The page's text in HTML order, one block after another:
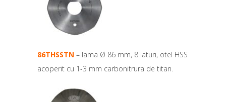
86THSSTN – lama Ø 86 mm, 8 laturi, otel HSS
acoperit cu 1-3 mm carbonitrura de titan.